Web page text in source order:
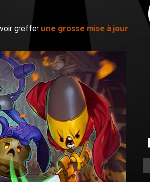
greffer une grosse mise à jour